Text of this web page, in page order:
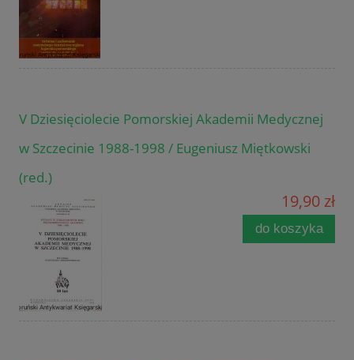
V Dziesięciolecie Pomorskiej Akademii Medycznej
w Szczecinie 1988-1998 / Eugeniusz Miętkowski
(red.)
19,90 zł
do koszyka